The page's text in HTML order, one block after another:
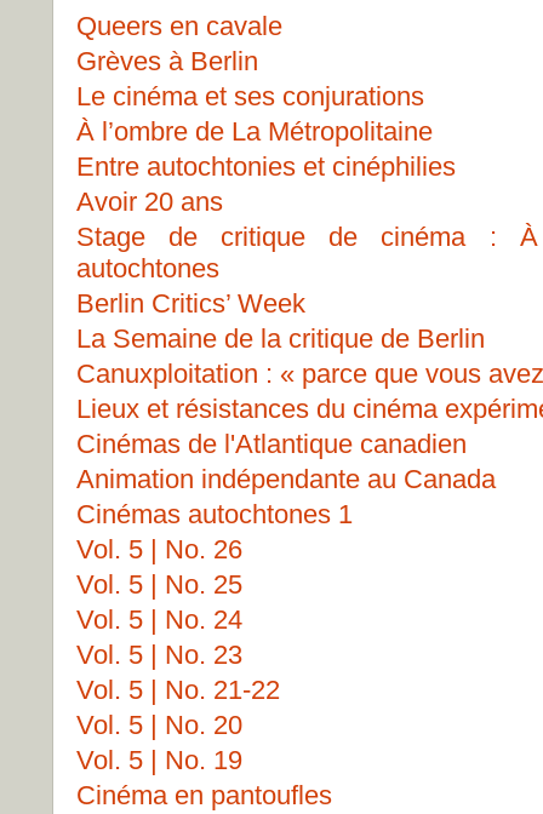
Queers en cavale
Grèves à Berlin
Le cinéma et ses conjurations
À l’ombre de La Métropolitaine
Entre autochtonies et cinéphilies
Avoir 20 ans
Stage de critique de cinéma : À
autochtones
Berlin Critics’ Week
La Semaine de la critique de Berlin
Canuxploitation : « parce que vous
Lieux et résistances du cinéma
Cinémas de l'Atlantique canadien
Animation indépendante au Canada
Cinémas autochtones 1
Vol. 5 | No. 26
Vol. 5 | No. 25
Vol. 5 | No. 24
Vol. 5 | No. 23
Vol. 5 | No. 21-22
Vol. 5 | No. 20
Vol. 5 | No. 19
Cinéma en pantoufles